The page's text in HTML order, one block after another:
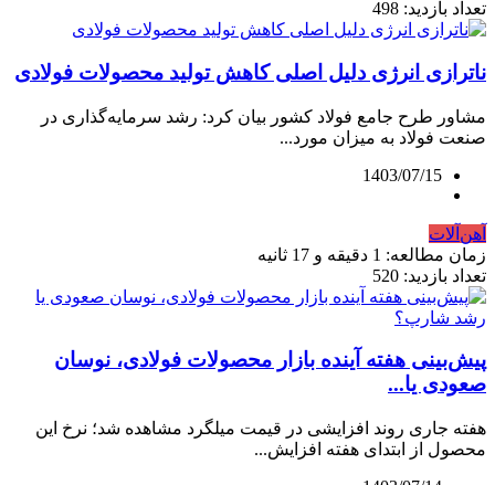
تعداد بازدید: 498
ناترازی انرژی دلیل اصلی کاهش تولید محصولات فولادی
مشاور طرح جامع فولاد کشور بیان کرد: رشد سرمایه‌گذاری در
صنعت فولاد به میزان مورد...
1403/07/15
آهن‌آلات
زمان مطالعه: 1 دقیقه و 17 ثانیه
تعداد بازدید: 520
پیش‌بینی هفته آینده بازار محصولات فولادی، نوسان
صعودی یا...
هفته جاری روند افزایشی در قیمت میلگرد مشاهده شد؛ نرخ این
محصول از ابتدای هفته افزایش...